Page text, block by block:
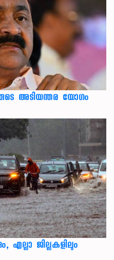
അടിയന്തര യോഗം
എല്ലാ ജില്ലകളിലും